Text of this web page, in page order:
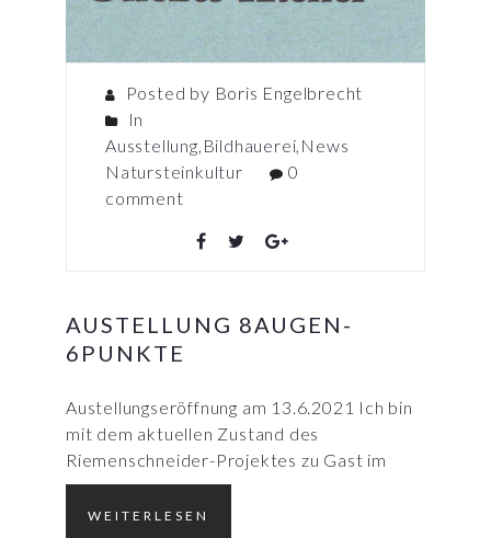
Posted by Boris Engelbrecht
In
Ausstellung, Bildhauerei, News
Natursteinkultur
0
comment
AUSTELLUNG 8AUGEN-
6PUNKTE
Austellungseröffnung am 13.6.2021 Ich bin
mit dem aktuellen Zustand des
Riemenschneider-Projektes zu Gast im
WEITERLESEN